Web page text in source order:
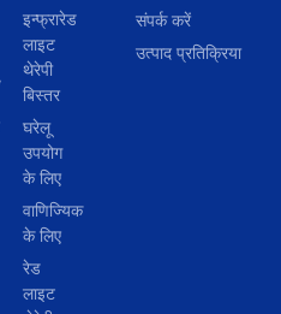
इन्फ्रारेड
लाइट
थेरेपी
बिस्तर
घरेलू
उपयोग
के लिए
वाणिज्यिक
के लिए
रेड
लाइट
संपर्क करें
उत्पाद प्रतिक्रिया